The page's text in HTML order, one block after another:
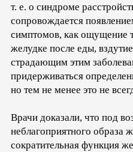
т. е. о синдроме
сопровождается
симптомов, как ощущение
желудке после еды,
страдающим этим
придерживаться
но тем не менее это не
Врачи доказали, что под
неблагоприятного образа
сократительная функция